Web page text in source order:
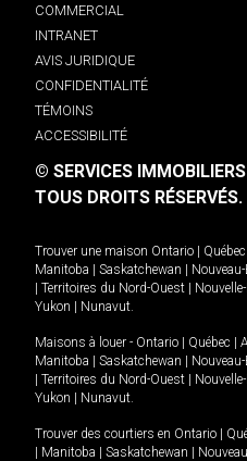
COMMERCIAL
INTRANET
AVIS JURIDIQUE
CONFIDENTIALITÉ
TÉMOINS
ACCESSIBILITÉ
© SERVICES
TOUS DROITS RÉSERVÉS.
Trouver une maison Ontario | Québec
Manitoba | Saskatchewan |
| Territoires du Nord-Ouest |
Yukon | Nunavut
Maisons à louer - Ontario | Québec |
Manitoba | Saskatchewan |
| Territoires du Nord-Ouest |
Yukon | Nunavut
Trouver des courtiers en Ontario |
| Manitoba | Saskatchewan |